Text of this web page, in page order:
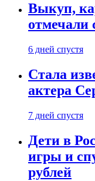
Выкуп,
отмечали
6 дней спустя
Стала
актера
7 дней спустя
Дети в
игры и
рублей